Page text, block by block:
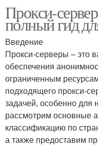
Прокси-
полный гид
Введение
Прокси-серверы – это
обеспечения
ограниченным
подходящего прокси-
задачей, особенно для
рассмотрим основные
классификацию по
а также предоставим